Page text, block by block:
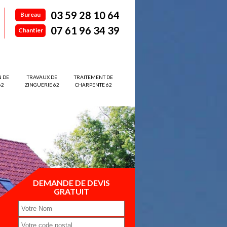
Bureau 03 59 28 10 64
Chantier 07 61 96 34 39
DE
TRAVAUX DE
ZINGUERIE 62
TRAITEMENT DE
CHARPENTE 62
DEMANDE DE DEVIS
GRATUIT